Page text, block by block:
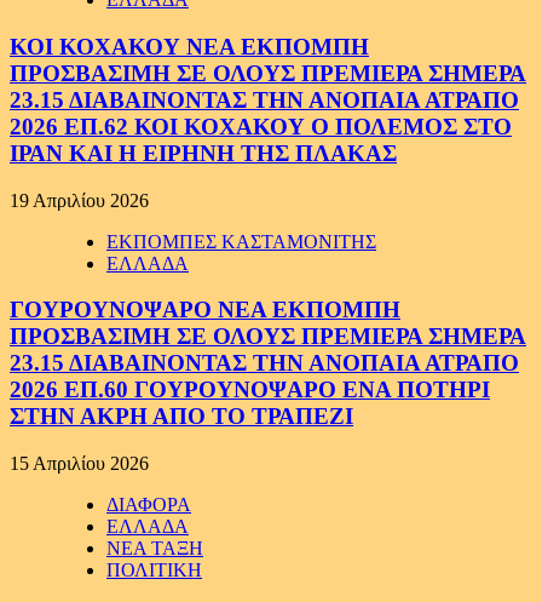
ΚΟΙ ΚΟΧΑΚΟΥ ΝΕΑ ΕΚΠΟΜΠΗ
ΠΡΟΣΒΑΣΙΜΗ ΣΕ ΟΛΟΥΣ ΠΡΕΜΙΕΡΑ ΣΗΜΕΡΑ
23.15 ΔΙΑΒΑΙΝΟΝΤΑΣ ΤΗΝ ΑΝΟΠΑΙΑ ΑΤΡΑΠΟ
2026 ΕΠ.62 ΚΟΙ ΚΟΧΑΚΟΥ Ο ΠΟΛΕΜΟΣ ΣΤΟ
ΙΡΑΝ ΚΑΙ Η ΕΙΡΗΝΗ ΤΗΣ ΠΛΑΚΑΣ
19 Απριλίου 2026
ΕΚΠΟΜΠΕΣ ΚΑΣΤΑΜΟΝΙΤΗΣ
ΕΛΛΑΔΑ
ΓΟΥΡΟΥΝΟΨΑΡΟ ΝΕΑ ΕΚΠΟΜΠΗ
ΠΡΟΣΒΑΣΙΜΗ ΣΕ ΟΛΟΥΣ ΠΡΕΜΙΕΡΑ ΣΗΜΕΡΑ
23.15 ΔΙΑΒΑΙΝΟΝΤΑΣ ΤΗΝ ΑΝΟΠΑΙΑ ΑΤΡΑΠΟ
2026 ΕΠ.60 ΓΟΥΡΟΥΝΟΨΑΡΟ ΕΝΑ ΠΟΤΗΡΙ
ΣΤΗΝ ΑΚΡΗ ΑΠΟ ΤΟ ΤΡΑΠΕΖΙ
15 Απριλίου 2026
ΔΙΑΦΟΡΑ
ΕΛΛΑΔΑ
ΝΕΑ ΤΑΞΗ
ΠΟΛΙΤΙΚΗ